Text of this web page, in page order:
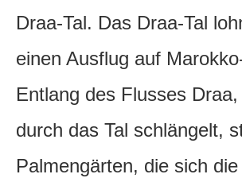
Draa-Tal. Das Draa-Tal
einen Ausflug auf
Entlang des Flusses
durch das Tal schlängelt,
Palmengärten, die sich